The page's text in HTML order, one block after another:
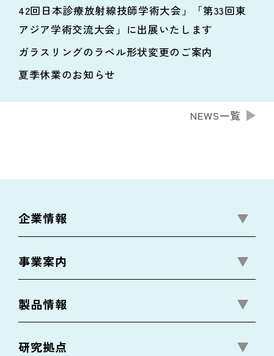
42回日本診療放射線技師学術大会」「第33回東
アジア学術交流大会」に出展いたします
ガラスリングのラベル形状変更のご案内
夏季休業のお知らせ
NEWS一覧
企業情報
事業案内
製品情報
研究拠点